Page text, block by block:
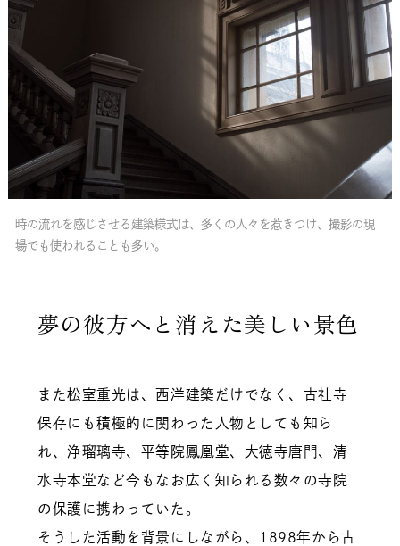
時の流れを感じさせる建築様式は、多くの人々を惹きつけ、撮影の現
場でも使われることも多い。
夢の彼方へと消えた美しい景色
また松室重光は、西洋建築だけでなく、古社寺
保存にも積極的に関わった人物としても知ら
れ、浄瑠璃寺、平等院鳳凰堂、大徳寺唐門、清
水寺本堂など今もなお広く知られる数々の寺院
の保護に携わっていた。
そうした活動を背景にしながら、1898年から古